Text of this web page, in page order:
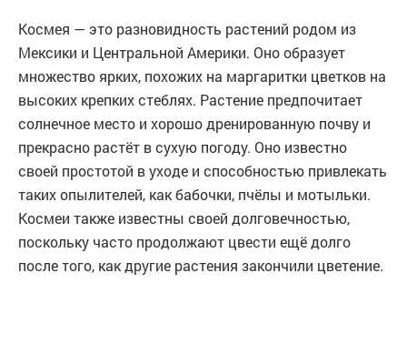
Космея — это разновидность растений родом из
Мексики и Центральной Америки. Оно образует
множество ярких, похожих на маргаритки цветков на
высоких крепких стеблях. Растение предпочитает
солнечное место и хорошо дренированную почву и
прекрасно растёт в сухую погоду. Оно известно
своей простотой в уходе и способностью привлекать
таких опылителей, как бабочки, пчёлы и мотыльки.
Космеи также известны своей долговечностью,
поскольку часто продолжают цвести ещё долго
после того, как другие растения закончили цветение.